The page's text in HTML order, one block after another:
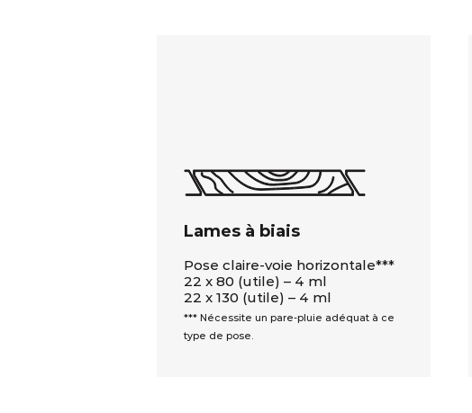
Lames à biais
Pose claire-voie horizontale***
22 x 80 (utile) – 4 ml
22 x 130 (utile) – 4 ml
*** Nécessite un pare-pluie adéquat à ce
type de pose.